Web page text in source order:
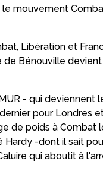
le mouvement
Libération et
de Bénouville
- qui deviennent
pour Londres
de poids à Combat
-dont il sait
qui aboutit à